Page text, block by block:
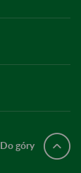
Do góry